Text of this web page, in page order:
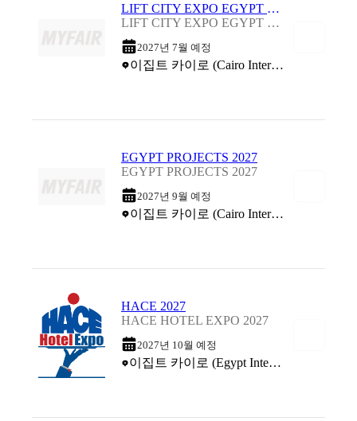
LIFT CITY EXPO EGYPT 2027
LIFT CITY EXPO EGYPT 2027
2027년 7월 예정
이집트 카이로 (Cairo International Convention Centre)
EGYPT PROJECTS 2027
EGYPT PROJECTS 2027
2027년 9월 예정
이집트 카이로 (Cairo International Conference Center)
HACE 2027
HACE HOTEL EXPO 2027
2027년 10월 예정
이집트 카이로 (Egypt International Exhibition Center (EIEC))